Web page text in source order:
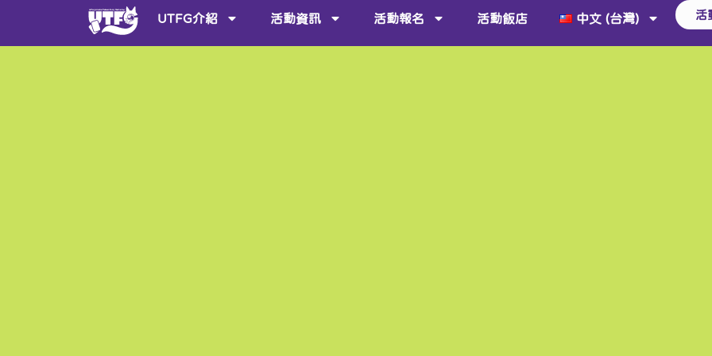
UTFG介紹 活動資訊 活動報名 活動飯店 中文 (台灣) 活